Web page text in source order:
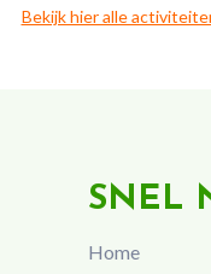
Bekijk hier alle
SNEL
Home